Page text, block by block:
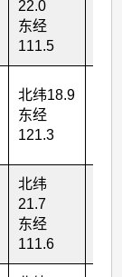
22.0
东经
111.5
北纬18.9
东经
121.3
北纬
21.7
东经
111.6